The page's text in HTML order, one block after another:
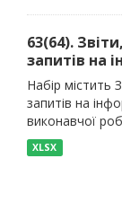
63(64).
запитів на
Набір містить
запитів на
виконавчої
XLSX